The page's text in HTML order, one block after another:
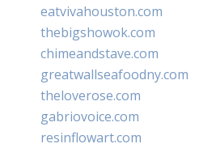
eatvivahouston.com
thebigshowok.com
chimeandstave.com
greatwallseafoodny.com
theloverose.com
gabriovoice.com
resinflowart.com